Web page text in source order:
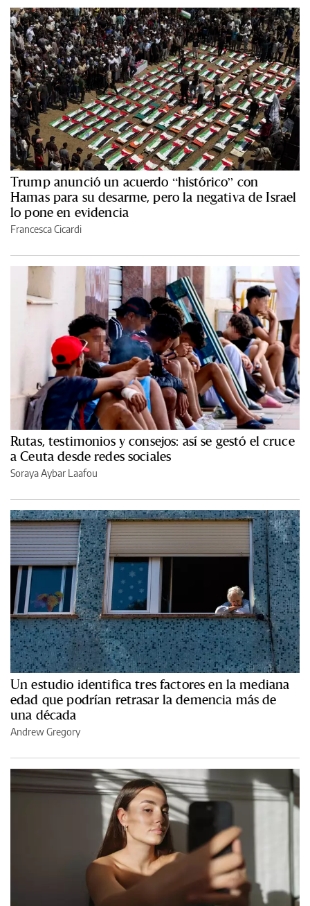
Trump anunció un acuerdo “histórico” con
Hamas para su desarme, pero la negativa de Israel
lo pone en evidencia
Francesca Cicardi
Rutas, testimonios y consejos: así se gestó el cruce
a Ceuta desde redes sociales
Soraya Aybar Laafou
Un estudio identifica tres factores en la mediana
edad que podrían retrasar la demencia más de
una década
Andrew Gregory